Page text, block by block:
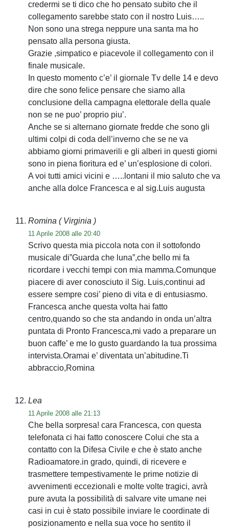
credermi se ti dico che ho pensato subito che il
collegamento sarebbe stato con il nostro Luis…..
Non sono una strega neppure una santa ma ho
pensato alla persona giusta.
Grazie ,simpatico e piacevole il collegamento con il
finale musicale.
In questo momento c’e’ il giornale Tv delle 14 e devo
dire che sono felice pensare che siamo alla
conclusione della campagna elettorale della quale
non se ne puo’ proprio piu’.
Anche se si alternano giornate fredde che sono gli
ultimi colpi di coda dell’inverno che se ne va
abbiamo giorni primaverili e gli alberi in questi giorni
sono in piena fioritura ed e’ un’esplosione di colori.
A voi tutti amici vicini e …..lontani il mio saluto che va
anche alla dolce Francesca e al sig.Luis augusta
Romina ( Virginia )
11 Aprile 2008 alle 20:40
Scrivo questa mia piccola nota con il sottofondo
musicale di”Guarda che luna”,che bello mi fa
ricordare i vecchi tempi con mia mamma.Comunque
piacere di aver conosciuto il Sig. Luis,continui ad
essere sempre cosi’ pieno di vita e di entusiasmo.
Francesca anche questa volta hai fatto
centro,quando so che sta andando in onda un’altra
puntata di Pronto Francesca,mi vado a preparare un
buon caffe’ e me lo gusto guardando la tua prossima
intervista.Oramai e’ diventata un’abitudine.Ti
abbraccio,Romina
Lea
11 Aprile 2008 alle 21:13
Che bella sorpresa! cara Francesca, con questa
telefonata ci hai fatto conoscere Colui che sta a
contatto con la Difesa Civile e che è stato anche
Radioamatore.in grado, quindi, di ricevere e
trasmettere tempestivamente le prime notizie di
avvenimenti eccezionali e molte volte tragici, avrà
pure avuta la possibilità di salvare vite umane nei
casi in cui è stato possibile inviare le coordinate di
posizionamento e nella sua voce ho sentito il